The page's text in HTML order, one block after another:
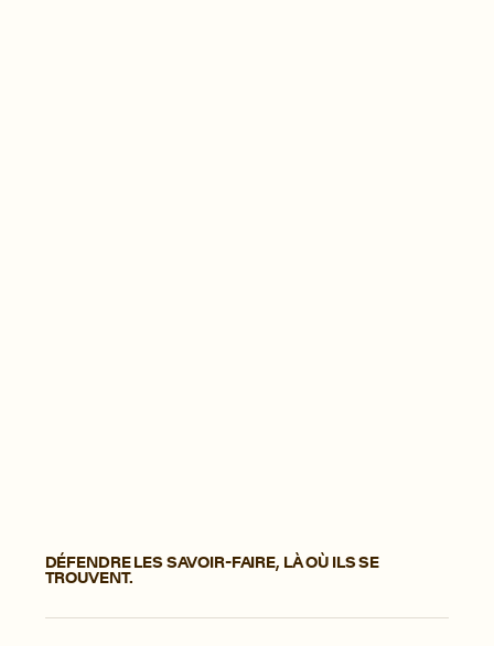
DÉFENDRE LES SAVOIR-FAIRE, LÀ OÙ ILS SE
TROUVENT.